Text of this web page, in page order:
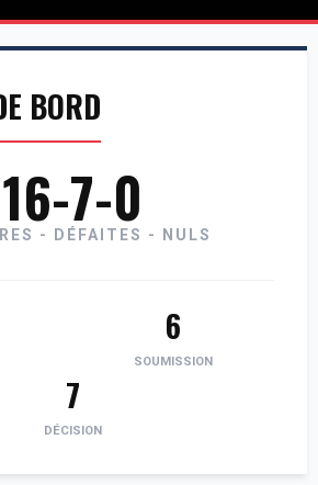
BORD
16-7-0
- DÉFAITES - NULS
6
SOUMISSION
7
DÉCISION